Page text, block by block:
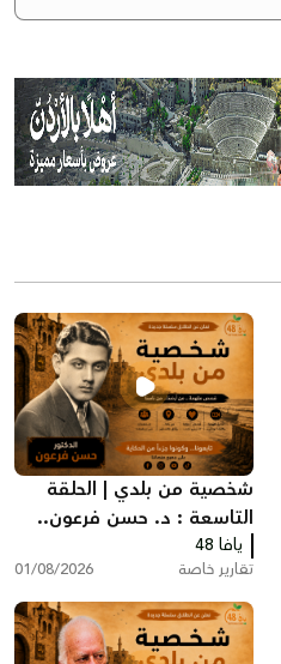
شخصية من بلدي | الحلقة
التاسعة : د. حسن فرعون..
الطبيب الذي رفض مغادرة
يافا عام 1948
يافا 48
تقارير خاصة 01/08/2026